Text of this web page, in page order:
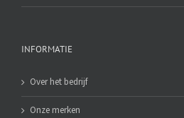
INFORMATIE
Over het bedrijf
Onze merken